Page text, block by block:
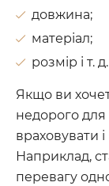
довжина;
матеріал;
розмір і т. д.
Якщо ви
недорого для
враховувати
Наприклад,
перевагу